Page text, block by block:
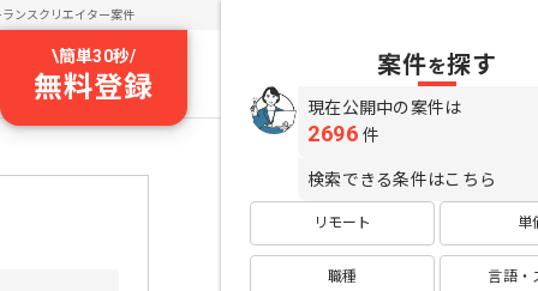
ランスクリエイター案件
\簡単30秒/
無料登録
案件を探す
現在公開中の案件は
2696 件
検索できる条件はこちら
リモート 単
職種 言語・